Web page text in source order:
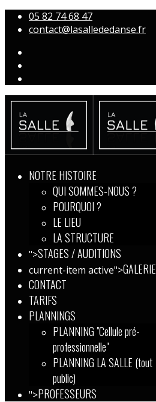
05 82 74 68 47
contact@lasallededanse.fr
NOTRE HISTOIRE
QUI SOMMES-NOUS ?
POURQUOI ?
LE LIEU
LA STRUCTURE
">STAGES / AUDITIONS
current-item active">GALERIE
CONTACT
TARIFS
PLANNINGS
PLANNING "Cellule pré-
professionnelle"
PLANNING LA SALLE (tout
public)
">PROFESSEURS